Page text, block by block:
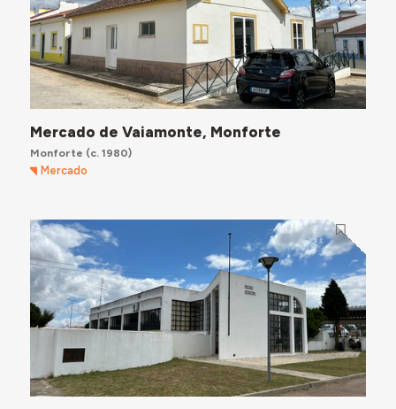
Mercado de Vaiamonte, Monforte
Monforte (c. 1980)
Mercado